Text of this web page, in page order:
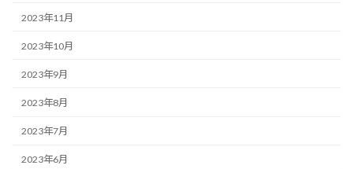
2023年11月
2023年10月
2023年9月
2023年8月
2023年7月
2023年6月